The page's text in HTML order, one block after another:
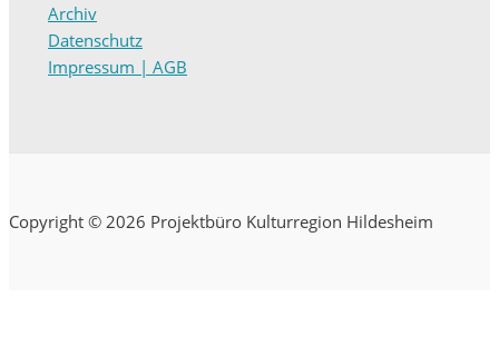
Archiv
Datenschutz
Impressum | AGB
Copyright © 2026 Projektbüro Kulturregion Hildesheim